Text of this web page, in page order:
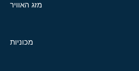
מזג האוויר
מכוניות